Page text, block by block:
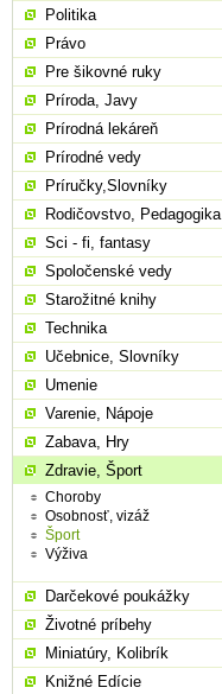
Politika
Právo
Pre šikovné ruky
Príroda, Javy
Prírodná lekáreň
Prírodné vedy
Príručky,Slovníky
Rodičovstvo, Pedagogika
Sci - fi, fantasy
Spoločenské vedy
Starožitné knihy
Technika
Učebnice, Slovníky
Umenie
Varenie, Nápoje
Zabava, Hry
Zdravie, Šport
Choroby
Osobnosť, vizáž
Šport
Výživa
Darčekové poukážky
Životné príbehy
Miniatúry, Kolibrík
Knižné Edície